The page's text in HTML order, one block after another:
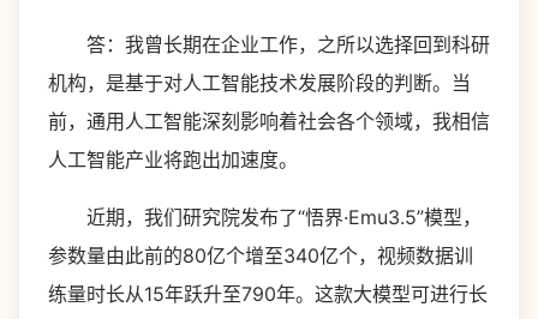
答：我曾长期在企业工作，之所以选择回到科研
机构，是基于对人工智能技术发展阶段的判断。当
前，通用人工智能深刻影响着社会各个领域，我相信
人工智能产业将跑出加速度。
近期，我们研究院发布了“悟界·Emu3.5”模型，
参数量由此前的80亿个增至340亿个，视频数据训
练量时长从15年跃升至790年。这款大模型可进行长